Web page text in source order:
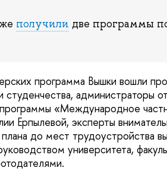
получили две программы
программа Вышки вошли
администраторы
«Международное
эксперты
до мест трудоустройства
университета,